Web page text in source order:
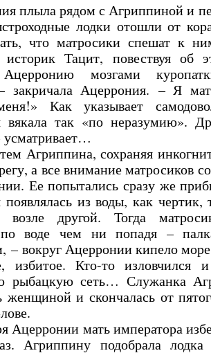
плыла рядом с Агриппиной и
лодки отошли от
что матросики спешат к
Тацит, повествуя об
Ацерронию мозгами
закричала Ацеррония. – Я
Как указывает
вякала так «по неразумию».
усматривает…
Агриппина, сохраняя
а все внимание матросиков
Ее попытались сразу же
из воды, как чертик,
другой. Тогда
воде чем ни попадя –
– вокруг Ацерронии кипело
избитое. Кто-то изловчился
рыбацкую сеть… Служанка
женщиной и скончалась от
Ацерронии мать императора
Агриппину подобрала